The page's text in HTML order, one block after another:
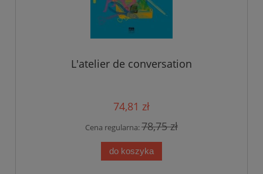
L'atelier de conversation
74,81 zł
Cena regularna:78,75 zł
do koszyka